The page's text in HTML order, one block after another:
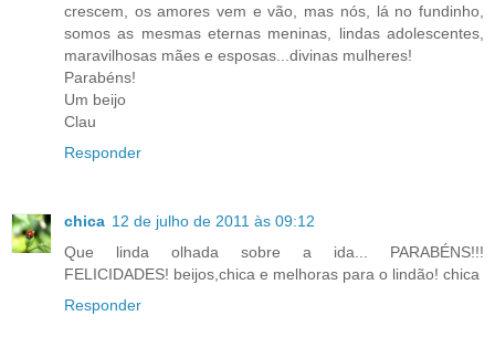
crescem, os amores vem e vão, mas nós, lá no fundinho,
somos as mesmas eternas meninas, lindas adolescentes,
maravilhosas mães e esposas...divinas mulheres!
Parabéns!
Um beijo
Clau
Responder
chica 12 de julho de 2011 às 09:12
Que linda olhada sobre a ida... PARABÉNS!!!
FELICIDADES! beijos,chica e melhoras para o lindão! chica
Responder